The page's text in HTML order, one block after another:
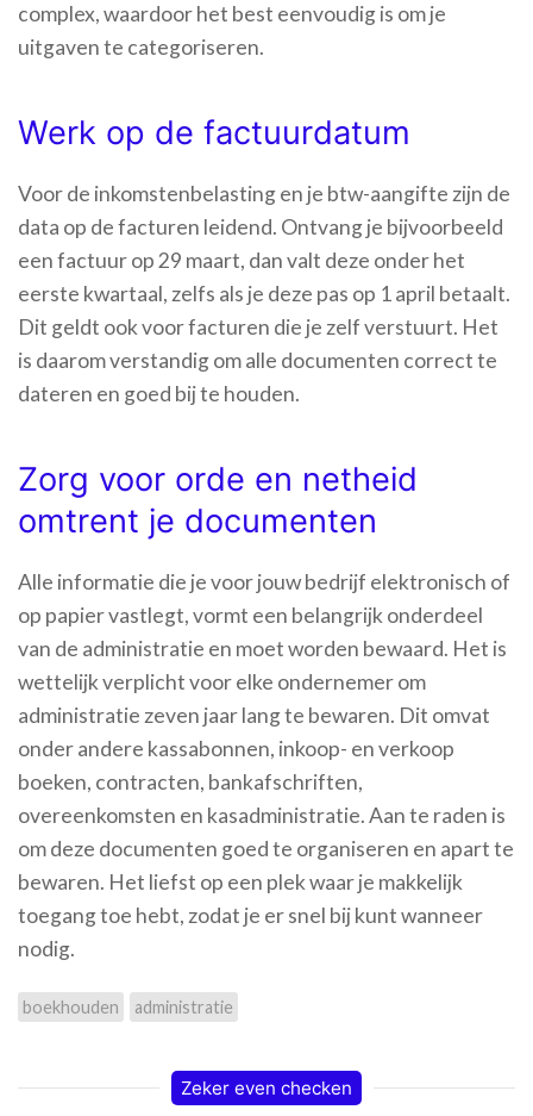
complex, waardoor het best eenvoudig is om je
uitgaven te categoriseren.
Werk op de factuurdatum
Voor de inkomstenbelasting en je btw-aangifte zijn de
data op de facturen leidend. Ontvang je bijvoorbeeld
een factuur op 29 maart, dan valt deze onder het
eerste kwartaal, zelfs als je deze pas op 1 april betaalt.
Dit geldt ook voor facturen die je zelf verstuurt. Het
is daarom verstandig om alle documenten correct te
dateren en goed bij te houden.
Zorg voor orde en netheid
omtrent je documenten
Alle informatie die je voor jouw bedrijf elektronisch of
op papier vastlegt, vormt een belangrijk onderdeel
van de administratie en moet worden bewaard. Het is
wettelijk verplicht voor elke ondernemer om
administratie zeven jaar lang te bewaren. Dit omvat
onder andere kassabonnen, inkoop- en verkoop
boeken, contracten, bankafschriften,
overeenkomsten en kasadministratie. Aan te raden is
om deze documenten goed te organiseren en apart te
bewaren. Het liefst op een plek waar je makkelijk
toegang toe hebt, zodat je er snel bij kunt wanneer
nodig.
boekhouden administratie
Zeker even checken